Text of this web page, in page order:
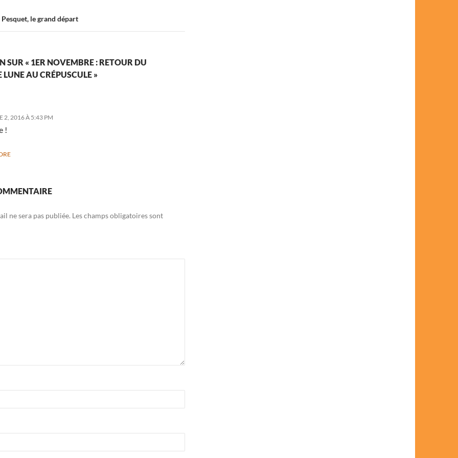
le grand départ
SUR « 1ER NOVEMBRE : RETOUR DU
AU CRÉPUSCULE »
2, 2016 À 5:43 PM
!
ne sera pas publiée. Les champs obligatoires sont